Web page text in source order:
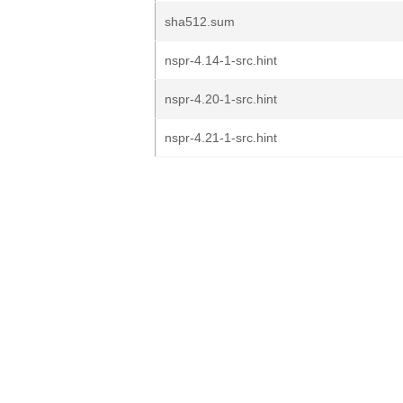
sha512.sum
nspr-4.14-1-src.hint
nspr-4.20-1-src.hint
nspr-4.21-1-src.hint